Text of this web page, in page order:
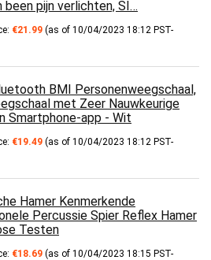
been pijn verlichten, SI…
€21.99 (as of 10/04/2023 18:12 PST-
BMI Personenweegschaal,
met Zeer Nauwkeurige
Smartphone-app - Wit
€19.49 (as of 10/04/2023 18:12 PST-
Hamer Kenmerkende
Percussie Spier Reflex Hamer
Testen
€18.69 (as of 10/04/2023 18:15 PST-